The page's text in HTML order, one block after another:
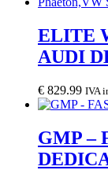
ELITE
AUDI
€ 829.99 IVA
GMP –